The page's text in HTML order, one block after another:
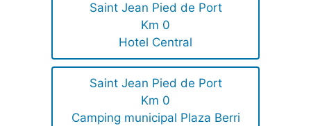
Saint Jean Pied de Port
Km 0
Hotel Central
Saint Jean Pied de Port
Km 0
Camping municipal Plaza Berri